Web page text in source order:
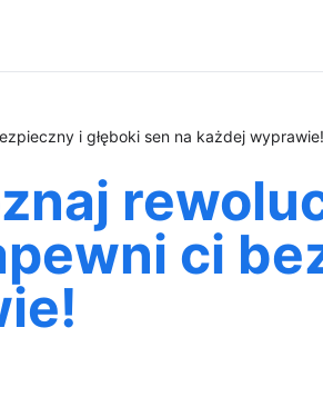
i głęboki sen na każdej wyprawie!
ci